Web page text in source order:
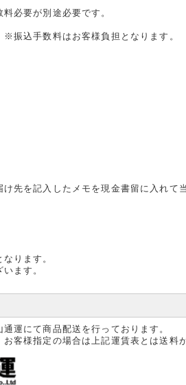
必要が別途必要です。
振込手数料はお客様負担となります。
先を記入したメモを現金書留に入れて
ります。
ます。
運にて商品配送を行っております。
客様指定の場合は上記運賃表とは送料